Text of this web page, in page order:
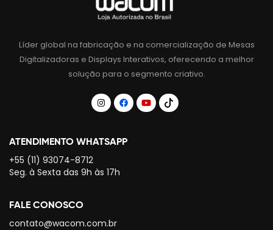
Líder global na fabricação e na comercialização de Mesas
Digitalizadoras e Displays Interativos, oferecendo a melhor
solução para o segmento criativo.
ATENDIMENTO WHATSAPP
+55 (11) 93074-8712
Seg. à Sexta das 9h às 17h
FALE CONOSCO
contato@wacom.com.br